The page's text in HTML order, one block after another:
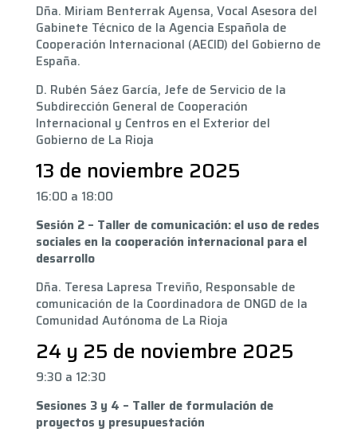
Dña. Miriam Benterrak Ayensa, Vocal Asesora del
Gabinete Técnico de la Agencia Española de
Cooperación Internacional (AECID) del Gobierno de
España.
D. Rubén Sáez García, Jefe de Servicio de la
Subdirección General de Cooperación
Internacional y Centros en el Exterior del
Gobierno de La Rioja
13 de noviembre 2025
16:00 a 18:00
Sesión 2 – Taller de comunicación: el uso de redes
sociales en la cooperación internacional para el
desarrollo
Dña. Teresa Lapresa Treviño, Responsable de
comunicación de la Coordinadora de ONGD de la
Comunidad Autónoma de La Rioja
24 y 25 de noviembre 2025
9:30 a 12:30
Sesiones 3 y 4 – Taller de formulación de
proyectos y presupuestación